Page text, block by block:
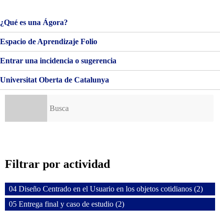
¿Qué es una Ágora?
Espacio de Aprendizaje Folio
Entrar una incidencia o sugerencia
Universitat Oberta de Catalunya
Filtrar por actividad
04 Diseño Centrado en el Usuario en los objetos cotidianos (2)
05 Entrega final y caso de estudio (2)